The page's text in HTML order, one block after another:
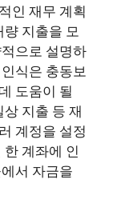
인 재무 계획
지출을 모
으로 설명하
식은 충동보
도움이 될
지출 등 재
계정을 설정
계좌에 인
서 자금을